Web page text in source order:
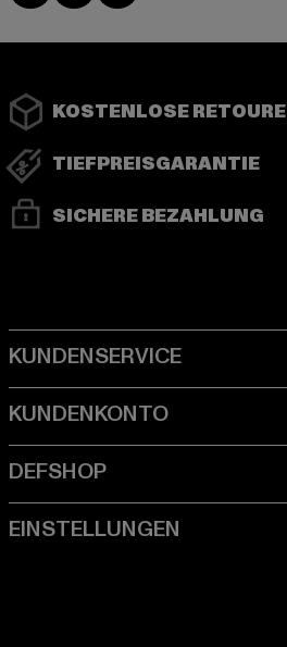
KOSTENLOSE RETOURE
TIEFPREISGARANTIE
SICHERE BEZAHLUNG